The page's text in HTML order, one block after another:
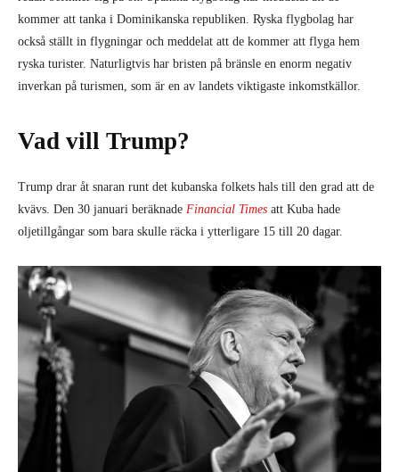
kommer att tanka i Dominikanska republiken. Ryska flygbolag har
också ställt in flygningar och meddelat att de kommer att flyga hem
ryska turister. Naturligtvis har bristen på bränsle en enorm negativ
inverkan på turismen, som är en av landets viktigaste inkomstkällor.
Vad vill Trump?
Trump drar åt snaran runt det kubanska folkets hals till den grad att de
kvävs. Den 30 januari beräknade Financial Times att Kuba hade
oljetillgångar som bara skulle räcka i ytterligare 15 till 20 dagar.